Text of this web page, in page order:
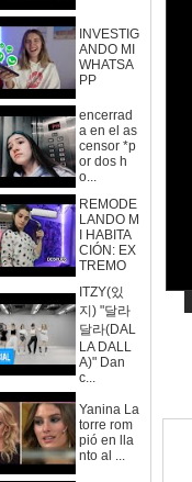
INVESTIG
ANDO MI
WHATSA
PP
encerrad
a en el as
censor *p
or dos h
o...
REMODE
LANDO M
I HABITA
CIÓN: EX
TREMO
ITZY(있
지) "달라
달라(DAL
LA DALL
A)" Dan
c...
Yanina La
torre rom
pió en lla
nto al ...